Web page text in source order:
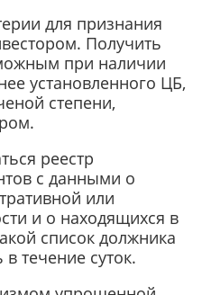
для признания
Получить
при наличии
установленного ЦБ,
степени,
реестр
с данными о
или
и о находящихся в
список должника
течение суток.